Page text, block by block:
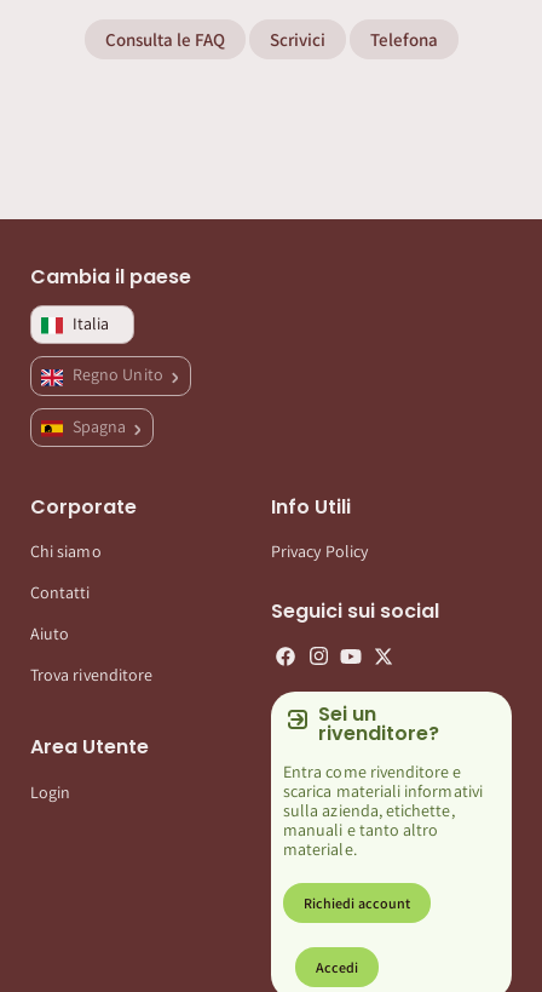
Consulta le FAQ Scrivici Telefona
Cambia il paese
Italia
Regno Unito
Spagna
Corporate
Chi siamo
Contatti
Aiuto
Trova rivenditore
Area Utente
Login
Info Utili
Privacy Policy
Seguici sui social
Sei un
rivenditore?
Entra come rivenditore e
scarica materiali informativi
sulla azienda, etichette,
manuali e tanto altro
materiale.
Richiedi account
Accedi